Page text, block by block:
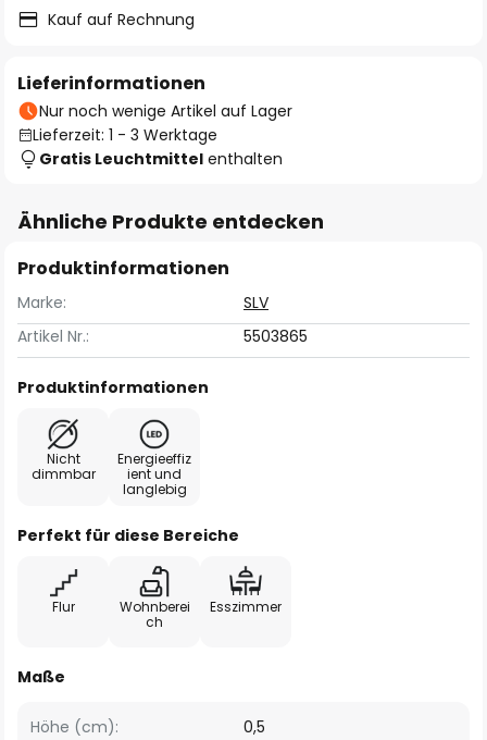
Kauf auf Rechnung
Lieferinformationen
Nur noch wenige Artikel auf Lager
Lieferzeit: 1 - 3 Werktage
Gratis Leuchtmittel enthalten
Ähnliche Produkte entdecken
Produktinformationen
Marke:
SLV
Artikel Nr.:
5503865
Produktinformationen
Nicht
dimmbar
Energieeffiz
ient und
langlebig
Perfekt für diese Bereiche
Flur
Wohnberei
ch
Esszimmer
Maße
Höhe (cm):
0,5